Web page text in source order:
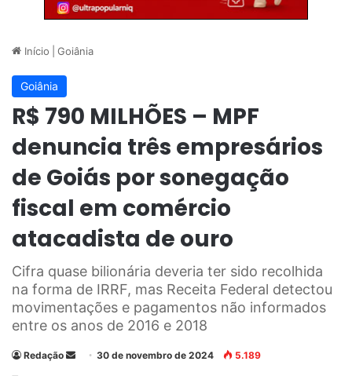
Início Goiânia
Goiânia
R$ 790 MILHÕES – MPF
denuncia três empresários
de Goiás por sonegação
fiscal em comércio
atacadista de ouro
Cifra quase bilionária deveria ter sido recolhida
na forma de IRRF, mas Receita Federal detectou
movimentações e pagamentos não informados
entre os anos de 2016 e 2018
Redação 30 de novembro de 2024 5.189